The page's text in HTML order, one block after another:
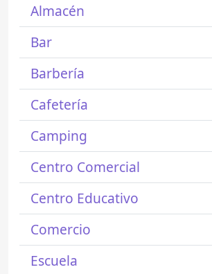
Almacén
Bar
Barbería
Cafetería
Camping
Centro Comercial
Centro Educativo
Comercio
Escuela